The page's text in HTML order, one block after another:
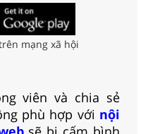
mạng xã hội
viên và chia sẻ
phù hợp với nội